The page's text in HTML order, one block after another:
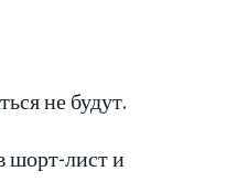
не будут.
шорт-лист и